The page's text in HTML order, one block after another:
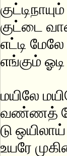
குட்டை
எட்டி மேலே
எங்கும் ஓடி
மயிலே
வண்ணத்
டு
உயரே